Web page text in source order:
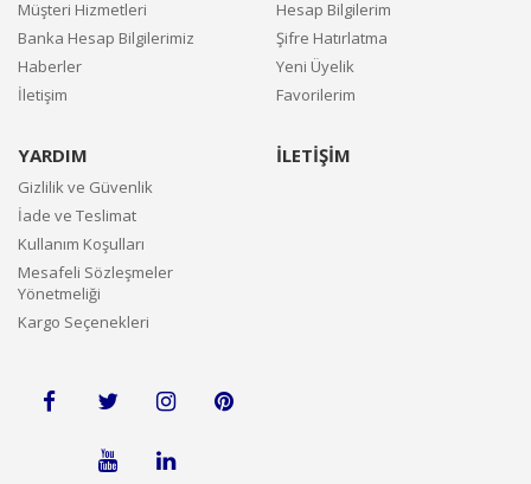
Müşteri Hizmetleri
Banka Hesap Bilgilerimiz
Haberler
İletişim
Hesap Bilgilerim
Şifre Hatırlatma
Yeni Üyelik
Favorilerim
YARDIM
Gizlilik ve Güvenlik
İade ve Teslimat
Kullanım Koşulları
Mesafeli Sözleşmeler
Yönetmeliği
Kargo Seçenekleri
İLETİŞİM